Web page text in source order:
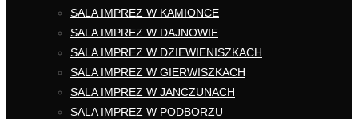
SALA IMPREZ W KAMIONCE
SALA IMPREZ W DAJNOWIE
SALA IMPREZ W DZIEWIENISZKACH
SALA IMPREZ W GIERWISZKACH
SALA IMPREZ W JANCZUNACH
SALA IMPREZ W PODBORZU